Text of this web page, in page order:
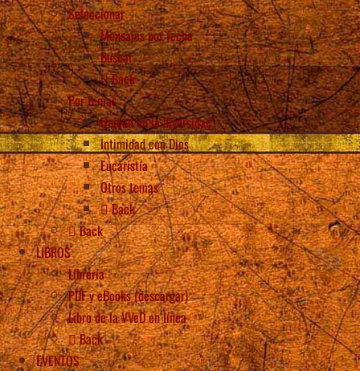
Seleccionar
Mensajes por fecha
Buscar
Back
Por temas
Unidad en la diversidad
Intimidad con Dios
Eucaristía
Otros temas
Back
Back
LIBROS
Librería
PDF y eBooks (descargar)
Libro de la VVeD en línea
Back
EVENTOS